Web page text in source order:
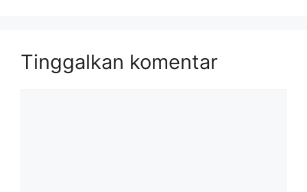
Tinggalkan komentar